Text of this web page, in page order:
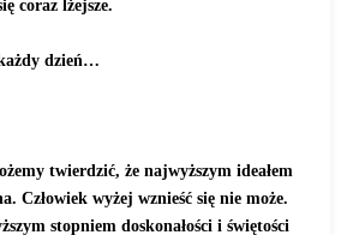
coraz lżejsze.
dzień…
twierdzić, że najwyższym ideałem
Człowiek wyżej wznieść się nie może.
stopniem doskonałości i świętości